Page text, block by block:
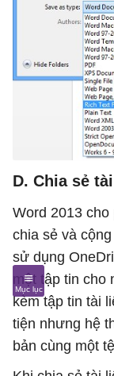
D. Chia sẻ
Word 2013
chia sẻ và
sử dụng
một tập tin cho
kèm tập tin tài
tiện nhưng hệ
bản cùng một